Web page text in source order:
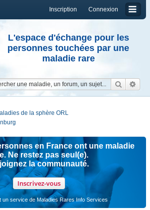
Connexion
Inscription
L'espace d'échange pour les
personnes touchées par une
maladie rare
de la sphère ORL
en France ont une maladie
Ne restez pas seul(e).
la communauté.
Inscrivez-vous
un service de Maladies Rares Info Services